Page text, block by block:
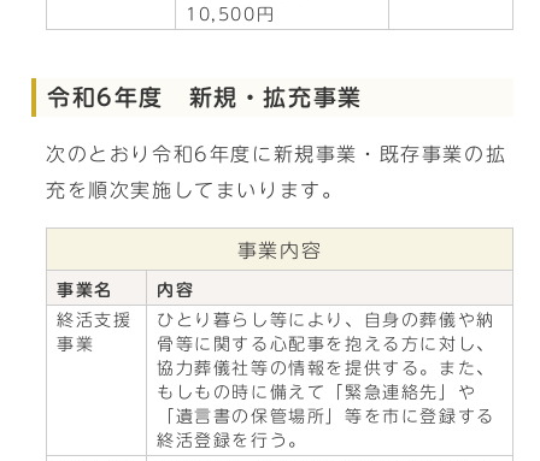
10,500円
令和6年度 新規・拡充事業
次のとおり令和6年度に新規事業・既存事業の拡
充を順次実施してまいります。
事業内容
事業名
内容
終活支援
事業
ひとり暮らし等により、自身の葬儀や納
骨等に関する心配事を抱える方に対し、
協力葬儀社等の情報を提供する。また、
もしもの時に備えて「緊急連絡先」や
「遺言書の保管場所」等を市に登録する
終活登録を行う。